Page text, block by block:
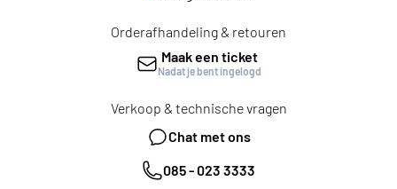
Orderafhandeling & retouren
Maak een ticket
Nadat je bent ingelogd
Verkoop & technische vragen
Chat met ons
085 - 023 3333